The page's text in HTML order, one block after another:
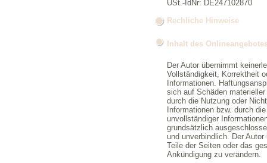
USt.-IdNr: DE247102870
Rechliche Hinweise
Inhalt des
Der Autor übernimmt
Vollständigkeit, Korrektheit
Informationen.
sich auf Schäden
durch die Nutzung oder
Informationen bzw. durch
unvollständiger
grundsätzlich
und unverbindlich. Der
Teile der Seiten oder das
Ankündigung zu verändern.